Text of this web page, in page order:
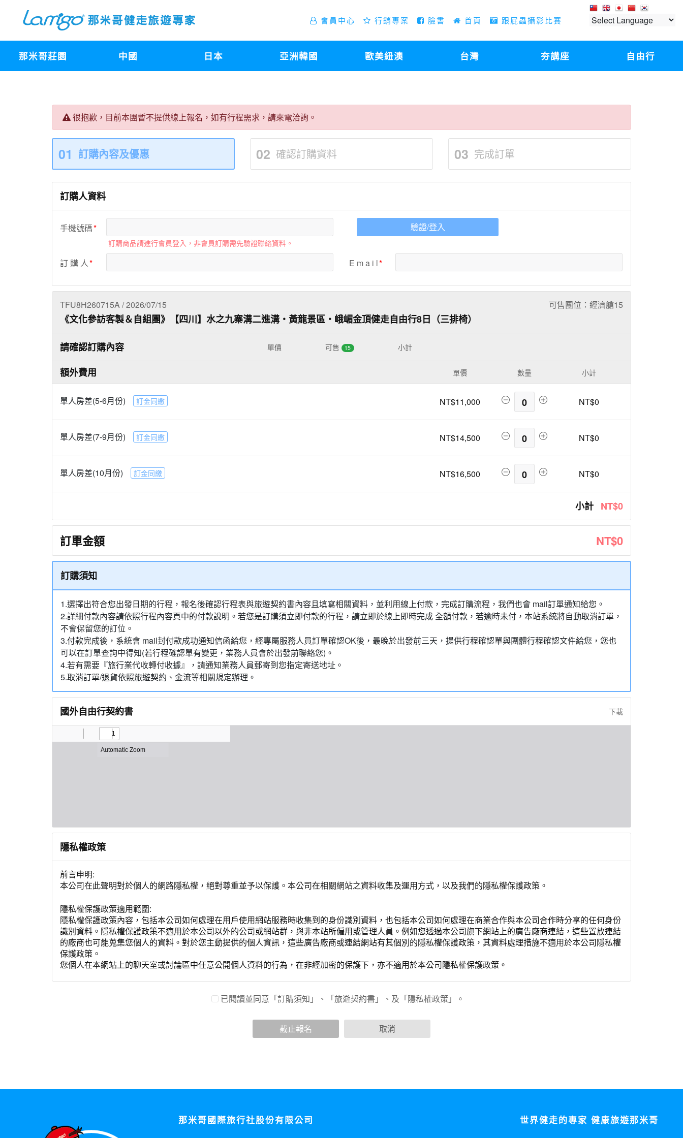
會員中心 行銷專案 臉書 首頁 跟屁蟲攝影比賽
那米哥莊園 中國 日本 亞洲韓國 歐美紐澳 台灣 夯講座 自由行
很抱歉，目前本團暫不提供線上報名，如有行程需求，請來電洽詢。
01 訂購內容及優惠 02 確認訂購資料 03 完成訂單
訂購人資料
手機號碼
訂購商品請進行會員登入，非會員訂購需先驗證聯絡資料。
驗證/登入
訂 購 人 E m a i l
TFU8H260715A / 2026/07/15 可售團位：經濟艙15
《文化參訪客製＆自組團》【四川】水之九寨溝二進溝・黃龍景區・峨嵋金頂健走自由行8日（三排椅）
請確認訂購內容 單價 可售 15 小計
額外費用 單價 數量 小計
單人房差(5-6月份) 訂金同繳 NT$11,000 0 NT$0
單人房差(7-9月份) 訂金同繳 NT$14,500 0 NT$0
單人房差(10月份) 訂金同繳 NT$16,500 0 NT$0
小計 NT$0
訂單金額 NT$0
訂購須知
1.選擇出符合您出發日期的行程，報名後確認行程表與旅遊契約書內容且填寫相關資料，並利用線上付款，完成訂購流程，我們也會 mail訂單通知給您。
2.詳細付款內容請依照行程內容頁中的付款說明。若您是訂購須立即付款的行程，請立即於線上即時完成 全額付款，若逾時未付，本站系統將自動取消訂單，
不會保留您的訂位。
3.付款完成後，系統會 mail封付款成功通知信函給您，經專屬服務人員訂單確認OK後，最晚於出發前三天，提供行程確認單與團體行程確認文件給您，您也
可以在訂單查詢中得知(若行程確認單有變更，業務人員會於出發前聯絡您)。
4.若有需要『旅行業代收轉付收據』，請通知業務人員郵寄到您指定寄送地址。
5.取消訂單/退貨依照旅遊契約、金流等相關規定辦理。
國外自由行契約書 下載
隱私權政策
前言申明:
本公司在此聲明對於個人的網路隱私權，絕對尊重並予以保護。本公司在相關網站之資料收集及運用方式，以及我們的隱私權保護政策。
隱私權保護政策適用範圍:
隱私權保護政策內容，包括本公司如何處理在用戶使用網站服務時收集到的身份識別資料，也包括本公司如何處理在商業合作與本公司合作時分享的任何身份
識別資料。隱私權保護政策不適用於本公司以外的公司或網站群，與非本站所僱用或管理人員。例如您透過本公司旗下網站上的廣告廠商連結，這些置放連結
的廠商也可能蒐集您個人的資料。對於您主動提供的個人資訊，這些廣告廠商或連結網站有其個別的隱私權保護政策，其資料處理措施不適用於本公司隱私權
保護政策。
您個人在本網站上的聊天室或討論區中任意公開個人資料的行為，在非經加密的保護下，亦不適用於本公司隱私權保護政策。
為了在本網站提供您最佳的互動性服務，可能會請您提供相關個人的資料，其範圍如下：
於一般瀏覽時，伺服器會自行記錄相關行徑，包括您使用連線設備的 IP 位址、使用時間、使用的瀏覽器、瀏覽及點選資料記錄等，做為我們增進網站服務的
當客戶在本網站註冊時，我們會取得您的姓名、電話、住址、身份證字號、電子郵件、出生日期、性別、行業等相關資料，當您註冊成功，並登入使用我們的
其他除了上述，會保留您在上網瀏覽或查詢時，伺服器自行產生的相關記錄，包括您使用連線設備的 IP 位址、使用時間、使用的瀏覽器、瀏覽及點選資料紀
錄等。本網站會對個別連線者的瀏覽器予以標示，歸納使用者瀏覽器在本網站內部所瀏覽的網頁，除非您願意告知您的個人資料，否則本網站不會也無法將此
已閱讀並同意「訂購須知」、「旅遊契約書」、及「隱私權政策」。
截止報名 取消
那米哥國際旅行社股份有限公司 世界健走的專家 健康旅遊那米哥